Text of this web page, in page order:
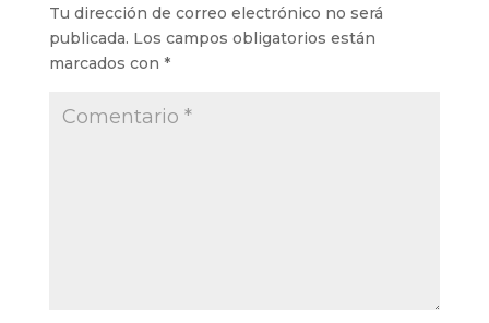
Tu dirección de correo electrónico no será
publicada. Los campos obligatorios están
marcados con *